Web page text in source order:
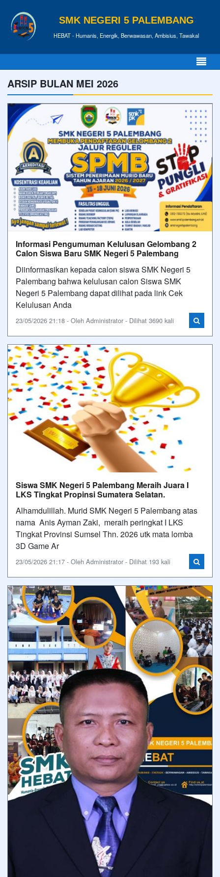
SMK NEGERI 5 PALEMBANG
HEBAT - Humanis, Energik, Berwawasan, Ambisius, Tawakal
ARSIP BULAN MEI 2026
Informasi Pengumuman Kelulusan Gelombang 2
Calon Siswa Baru SMK Negeri 5 Palembang
Diinformasikan kepada calon siswa SMK Negeri 5
Palembang bahwa kelulusan calon Siswa SMK
Negeri 5 Palembang dapat dilihat pada link Cek
Kelulusan Anda
23/05/2026 21:18 - Oleh Administrator - Dilihat 3690 kali
Siswa SMK Negeri 5 Palembang Meraih Juara I
LKS Tingkat Propinsi Sumatera Selatan.
Alhamdulillah. Murid SMK Negeri 5 Palembang atas
nama Anis Ayman Zaki, meraih peringkat I LKS
Tingkat Provinsi Sumsel Thn. 2026 utk mata lomba
3D Game Ar
23/05/2026 21:17 - Oleh Administrator - Dilihat 193 kali